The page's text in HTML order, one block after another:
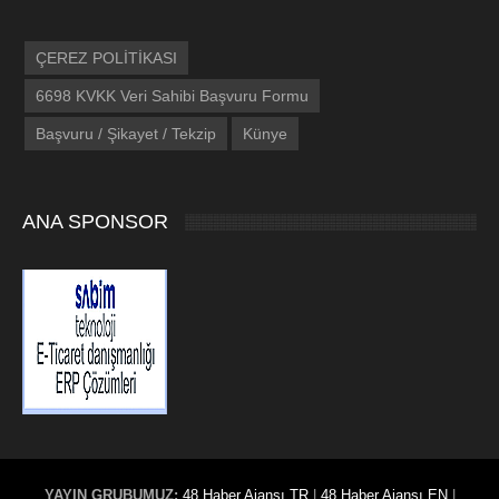
ÇEREZ POLİTİKASI
6698 KVKK Veri Sahibi Başvuru Formu
Başvuru / Şikayet / Tekzip Künye
ANA SPONSOR
YAYIN GRUBUMUZ: 48 Haber Ajansı TR 48 Haber Ajansı EN